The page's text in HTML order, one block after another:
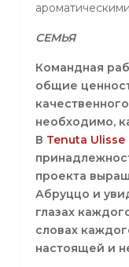
СЕМЬЯ
Командная
общие
необходимо,
В Tenuta Ulisse
проекта
Абруццо и
глазах
словах
настоящей и